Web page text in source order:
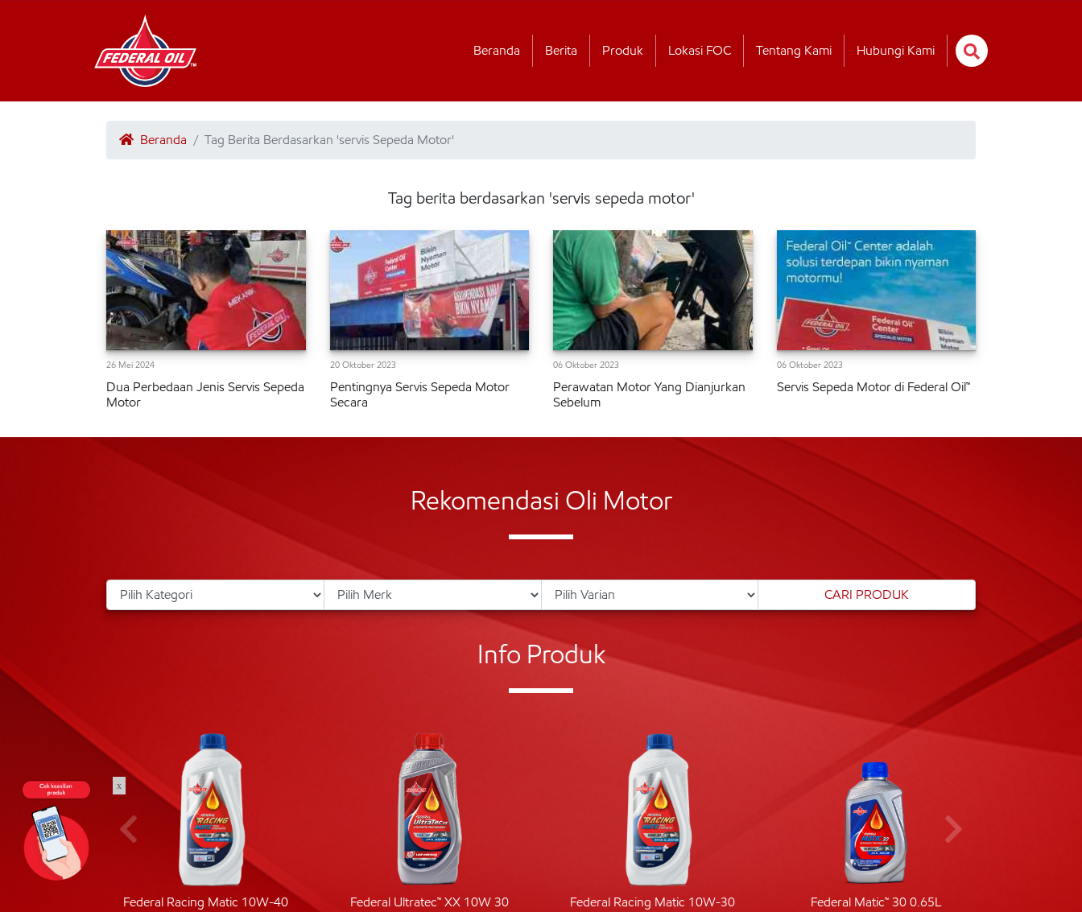
Beranda Berita Produk Lokasi FOC Tentang Kami Hubungi Kami
Beranda Tag Berita Berdasarkan 'servis Sepeda Motor'
Tag berita berdasarkan 'servis sepeda motor'
26 Mei 2024
Dua Perbedaan Jenis Servis Sepeda
Motor
20 Oktober 2023
Pentingnya Servis Sepeda Motor
Secara
06 Oktober 2023
Perawatan Motor Yang Dianjurkan
Sebelum
06 Oktober 2023
Servis Sepeda Motor di Federal Oil™
Rekomendasi Oli Motor
Info Produk
Federal Racing Matic 10W-40 Federal Ultratec™ XX 10W 30 Federal Racing Matic 10W-30 Federal Matic™ 30 0.65L
x